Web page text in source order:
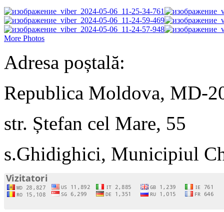
More Photos
Adresa poștală:
Republica Moldova, MD-
str. Ștefan cel Mare, 55
s.Ghidighici, Municipiul